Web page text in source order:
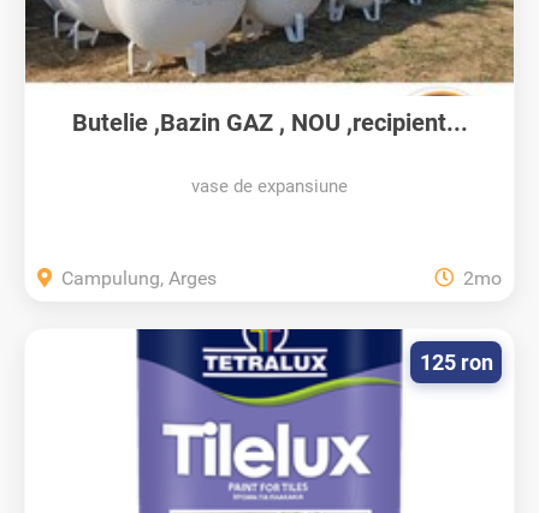
Butelie ,Bazin GAZ , NOU ,recipient...
vase de expansiune
Campulung, Arges 2mo
125 ron